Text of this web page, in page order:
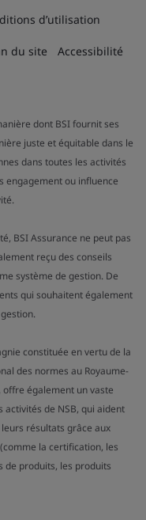
d’utilisation
du site Accessibilité
dont BSI fournit ses
juste et équitable dans le
dans toutes les activités
engagement ou influence
BSI Assurance ne peut pas
reçu des conseils
système de gestion. De
qui souhaitent également
constituée en vertu de la
des normes au Royaume-
offre également un vaste
activités de NSB, qui aident
résultats grâce aux
la certification, les
de produits, les produits